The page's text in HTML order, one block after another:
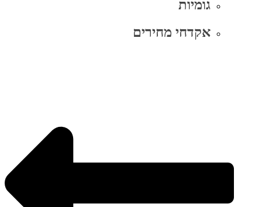
גומיות
אקדחי מחירים